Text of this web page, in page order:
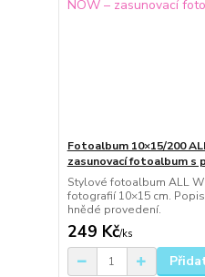
Fotoalbum 10×15/200
zasunovací fotoalbum s
Stylové fotoalbum ALL
fotografií 10×15 cm.
hnědé provedení.
249 Kč/ks